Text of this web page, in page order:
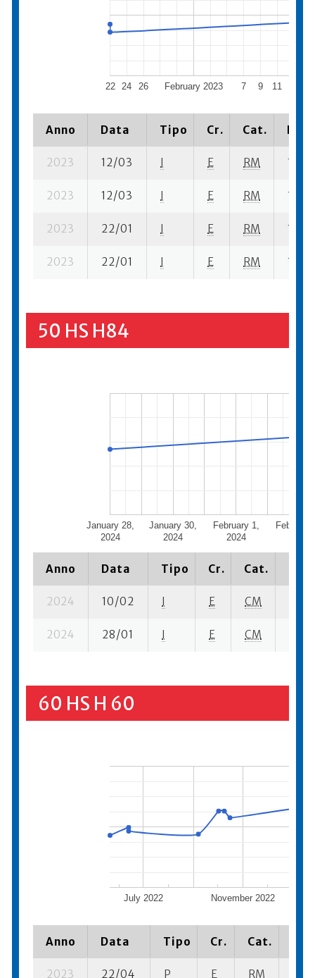
February 2023
22 24 26 7 9 11
Anno Data Tipo Cr. Cat.
2023 12/03 I E RM 1 fi- 1
2023 12/03 I E RM 1 ba-
2023 22/01 I E RM 1 fi- 1
2023 22/01 I E RM 1 ba-
50 HS H84
January 28,
2024
January 30,
2024
February 1,
2024
February
Anno Data Tipo Cr. Cat.
2024 10/02 I E CM
2024 28/01 I E CM
60 HS H 60
July 2022 November 2022
Anno Data Tipo Cr. Cat.
2023 22/04 P E RM